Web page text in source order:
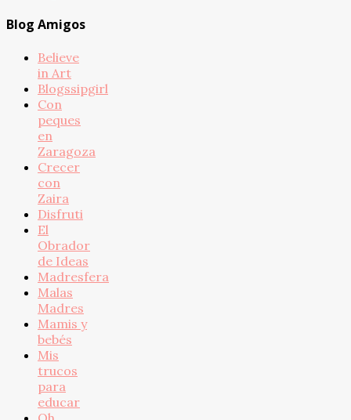
Blog Amigos
Believe
in Art
Blogssipgirl
Con
peques
en
Zaragoza
Crecer
con
Zaira
Disfruti
El
Obrador
de Ideas
Madresfera
Malas
Madres
Mamis y
bebés
Mis
trucos
para
educar